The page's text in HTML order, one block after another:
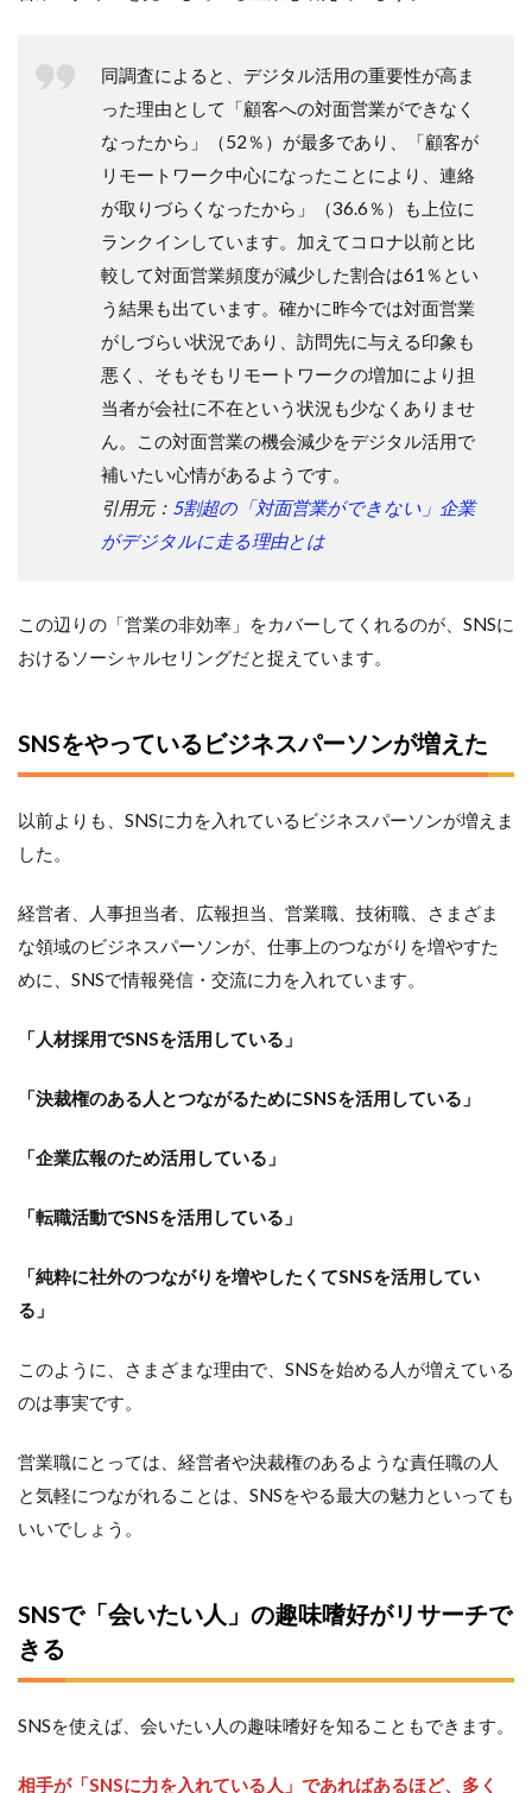
Twitter（ツ
イッター）
フィ
ール
を作
4.2
SNS
「4つ
をベ
ース
信す
4.3
クシ
ース
取り
組む
5
と
営業
ソン
「ソ
ーシ
ャル
セリ
るべ
き５
つの
理由
同調査によると、デジタル活用の重要性が高ま
った理由として「顧客への対面営業ができなく
なったから」（52％）が最多であり、「顧客が
リモートワーク中心になったことにより、連絡
が取りづらくなったから」（36.6％）も上位に
ランクインしています。加えてコロナ以前と比
較して対面営業頻度が減少した割合は61％とい
う結果も出ています。確かに昨今では対面営業
がしづらい状況であり、訪問先に与える印象も
悪く、そもそもリモートワークの増加により担
当者が会社に不在という状況も少なくありませ
ん。この対面営業の機会減少をデジタル活用で
補いたい心情があるようです。
引用元： 5割超の「対面営業ができない」企業
がデジタルに走る理由とは
この辺りの「営業の非効率」をカバーしてくれるのが、SNSに
おけるソーシャルセリングだと捉えています。
SNSをやっているビジネスパーソンが増えた
以前よりも、SNSに力を入れているビジネスパーソンが増えま
した。
経営者、人事担当者、広報担当、営業職、技術職、さまざま
な領域のビジネスパーソンが、仕事上のつながりを増やすた
めに、SNSで情報発信・交流に力を入れています。
「人材採用でSNSを活用している」
「決裁権のある人とつながるためにSNSを活用している」
「企業広報のため活用している」
「転職活動でSNSを活用している」
「純粋に社外のつながりを増やしたくてSNSを活用してい
る」
このように、さまざまな理由で、SNSを始める人が増えている
のは事実です。
営業職にとっては、経営者や決裁権のあるような責任職の人
と気軽につながれることは、SNSをやる最大の魅力といっても
いいでしょう。
SNSで「会いたい人」の趣味嗜好がリサーチで
きる
SNSを使えば、会いたい人の趣味嗜好を知ることもできます。
相手が「SNSに力を入れている人」であればあるほど、多く